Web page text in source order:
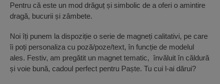
Pentru că este un mod drăguț și simbolic de a oferi o amintire
dragă, bucurii și zâmbete.
Noi îți punem la dispoziție o serie de magneți calitativi, pe care
îi poți personaliza cu poză/poze/text, în funcție de modelul
ales. Festiv, am pregătit un magnet tematic, învăluit în căldură
și voie bună, cadoul perfect pentru Paște. Tu cui l-ai dărui?